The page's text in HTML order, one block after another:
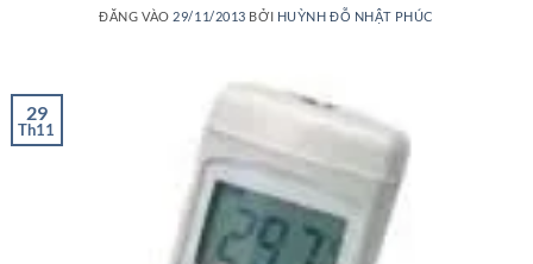
ĐĂNG VÀO 29/11/2013 BỞI HUỲNH ĐỖ NHẬT PHÚC
29
Th11